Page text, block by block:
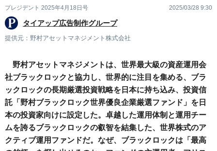
プレジデント 2025年4月18日号 2025/03/28 9:30
タイアップ広告制作グループ
提供元：野村アセットマネジメント株式会社
野村アセットマネジメントは、世界最大級の資産運用会
社ブラックロックと協力し、世界的に注目を集める、ブラ
ックロックの長期厳選投資戦略を日本に持ち込み、投資信
託「野村ブラックロック世界優良企業厳選ファンド」を日
本の投資家向けに設定した。卓越した運用体制と運用チー
ムを誇るブラックロックの叡智を結集した、世界株式のア
クティブ運用ファンドだ。なぜ、ブラックロックは「最高